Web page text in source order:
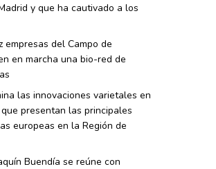
y que ha cautivado a los
empresas del Campo de
en marcha una bio-red de
las innovaciones varietales en
presentan las principales
europeas en la Región de
Buendía se reúne con